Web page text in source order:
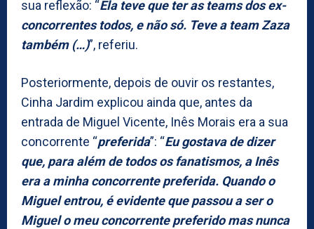
sua reflexão: “Ela teve que ter as teams dos ex-
concorrentes todos, e não só. Teve a team Zaza
também (…)”, referiu.
Posteriormente, depois de ouvir os restantes,
Cinha Jardim explicou ainda que, antes da
entrada de Miguel Vicente, Inês Morais era a sua
concorrente “preferida”: “Eu gostava de dizer
que, para além de todos os fanatismos, a Inês
era a minha concorrente preferida. Quando o
Miguel entrou, é evidente que passou a ser o
Miguel o meu concorrente preferido mas nunca